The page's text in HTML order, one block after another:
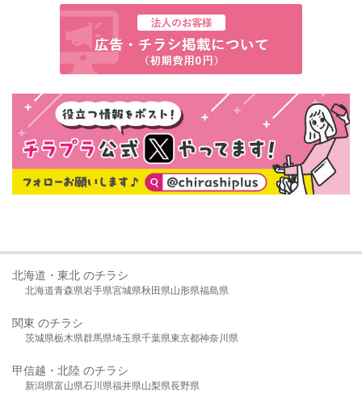
北海道・東北 のチラシ
北海道青森県岩手県宮城県秋田県山形県福島県
関東 のチラシ
茨城県栃木県群馬県埼玉県千葉県東京都神奈川県
甲信越・北陸 のチラシ
新潟県富山県石川県福井県山梨県長野県